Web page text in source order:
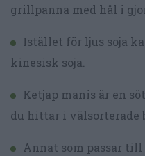
grillpanna med hål i
Istället för ljus soja
kinesisk soja.
Ketjap manis är en
du hittar i välsorterade
Annat som passar till